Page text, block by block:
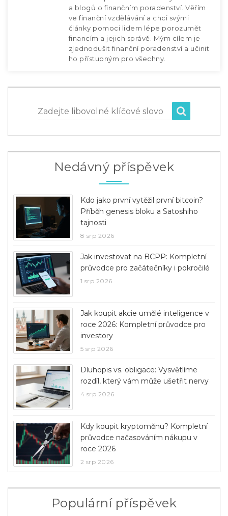
a blogů o finančním poradenství. Věřím
ve finanční vzdělávání a chci svými
články pomoci lidem lépe porozumět
financím a jejich správě. Mým cílem je
zjednodušit finanční poradenství a učinit
ho přístupným pro všechny.
Zadejte libovolné klíčové slovo
Nedávný příspěvek
Kdo jako první vytěžil první bitcoin?
Příběh genesis bloku a Satoshiho
tajnosti
8 srp 2026
Jak investovat na BCPP: Kompletní
průvodce pro začátečníky i pokročilé
1 srp 2026
Jak koupit akcie umělé inteligence v
roce 2026: Kompletní průvodce pro
investory
5 srp 2026
Dluhopis vs. obligace: Vysvětlíme
rozdíl, který vám může ušetřit nervy
4 srp 2026
Kdy koupit kryptoměnu? Kompletní
průvodce načasováním nákupu v
roce 2026
2 srp 2026
Populární příspěvek